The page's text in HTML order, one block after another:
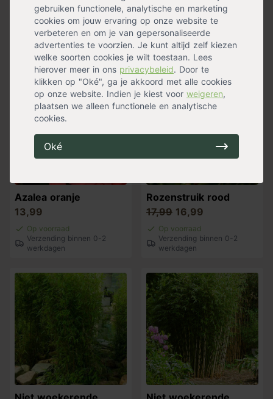
gebruiken functionele, analytische en marketing
cookies om jouw ervaring op onze website te
verbeteren en om je van gepersonaliseerde
advertenties te voorzien. Je kunt altijd zelf kiezen
welke soorten cookies je wilt toestaan. Lees
hierover meer in ons privacybeleid. Door te
klikken op "Oké", ga je akkoord met alle cookies
op onze website. Indien je kiest voor weigeren,
plaatsen we alleen functionele en analytische
cookies.
Oké
11,99
Op voorraad
Verzending binnen 0-2
werkdagen
22,99
Op voorraad
Verzending binnen 0-2
werkdagen
Azalea oranje
13,99
Op voorraad
Verzending binnen 0-2
werkdagen
Rozenstruik rood
17,99 16,99
Op voorraad
Verzending binnen 0-2
werkdagen